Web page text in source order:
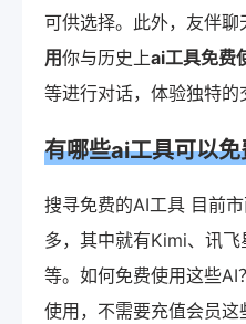
可供选择。此外，友伴聊
用你与历史上ai工具免费
等进行对话，体验独特的
有哪些ai工具可以免
搜寻免费的AI工具 目前
多，其中就有Kimi、讯
等。如何免费使用这些
使用，不需要充值会员这